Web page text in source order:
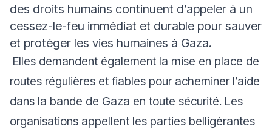
des droits humains continuent d’appeler à un
cessez-le-feu immédiat et durable pour sauver
et protéger les vies humaines à Gaza.
Elles demandent également la mise en place de
routes régulières et fiables pour acheminer l’aide
dans la bande de Gaza en toute sécurité. Les
organisations appellent les parties belligérantes